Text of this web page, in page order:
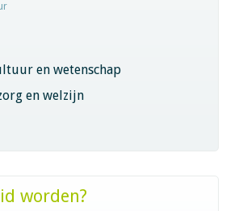
en wetenschap
en welzijn
worden?